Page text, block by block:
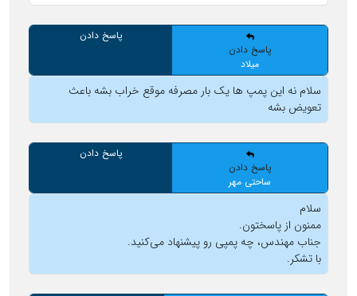
پاسخ دادن
میلاد
پاسخ دادن
سلام نه این پمپ ها یک بار مصرفه موقع خراب بشه باعث
تعویض بشه
پاسخ دادن
ساحتی مهر
پاسخ دادن
سلام
ممنون از پاسختون.
جناب مهندس، چه پمپی رو پیشنهاد می‌‌کنید.
با تشکر.